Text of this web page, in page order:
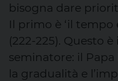
bisogna dare
Il primo è ‘il tempo
(222-225). Questo
seminatore: il
la gradualità e